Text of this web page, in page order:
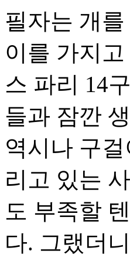
필자는 개
이를 가지
스 파리 14
들과 잠깐
역시나 구
리고 있는
도 부족할
다. 그랬더